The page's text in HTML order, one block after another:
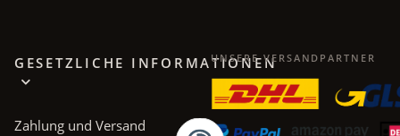
GESETZLICHE INFORMATIONEN
Zahlung und Versand
UNSERE VERSANDPARTNER